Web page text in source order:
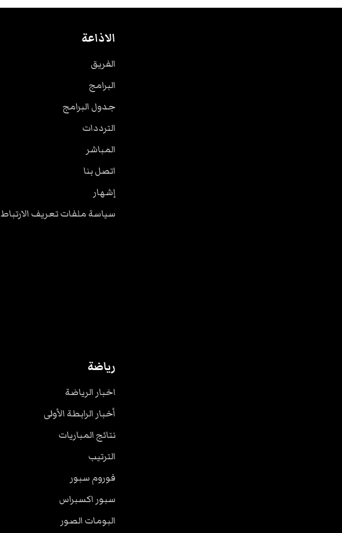
الاذاعة
الفريق
البرامج
جدول البرامج
الترددات
المباشر
اتصل بنا
إشهار
سياسة ملفات تعريف الارتباط
رياضة
اخبار الرياضة
أخبار الرابطة الأولى
نتائج المباريات
الترتيب
فوروم سبور
سبور اكسبراس
البومات الصور